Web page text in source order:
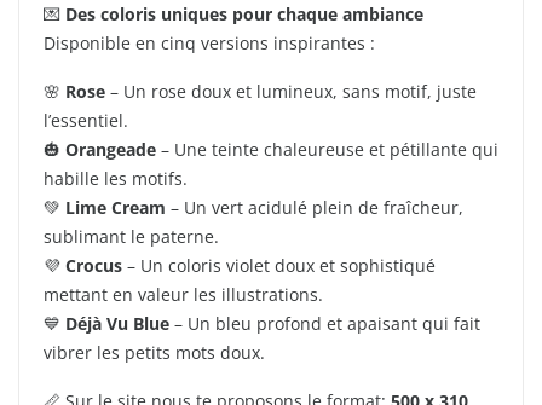
💌 Des coloris uniques pour chaque ambiance
Disponible en cinq versions inspirantes :
🌸 Rose – Un rose doux et lumineux, sans motif, juste
l’essentiel.
🎃 Orangeade – Une teinte chaleureuse et pétillante qui
habille les motifs.
💚 Lime Cream – Un vert acidulé plein de fraîcheur,
sublimant le paterne.
💜 Crocus – Un coloris violet doux et sophistiqué
mettant en valeur les illustrations.
💙 Déjà Vu Blue – Un bleu profond et apaisant qui fait
vibrer les petits mots doux.
📏 Sur le site nous te proposons le format: 500 x 310